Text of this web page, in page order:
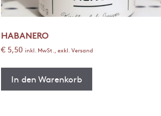
HABANERO
€5,50 inkl. MwSt., exkl. Versand
In den Warenkorb